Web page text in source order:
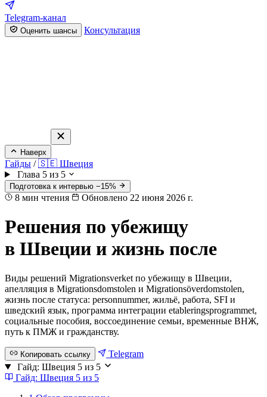
Telegram-канал
Оценить шансы Консультация
Наверх
Гайды / 🇸🇪 Швеция
Глава 5 из 5
Подготовка к интервью −15%
8 мин чтения Обновлено 22 июня 2026 г.
Решения по убежищу
в Швеции и жизнь после
Виды решений Migrationsverket по убежищу в Швеции,
апелляция в Migrationsdomstolen и Migrationsöverdomstolen,
жизнь после статуса: personnummer, жильё, работа, SFI и
шведский язык, программа интеграции etableringsprogrammet,
социальные пособия, воссоединение семьи, временные ВНЖ,
путь к ПМЖ и гражданству.
Копировать ссылку
Telegram
Гайд: Швеция 5 из 5
Гайд: Швеция 5 из 5